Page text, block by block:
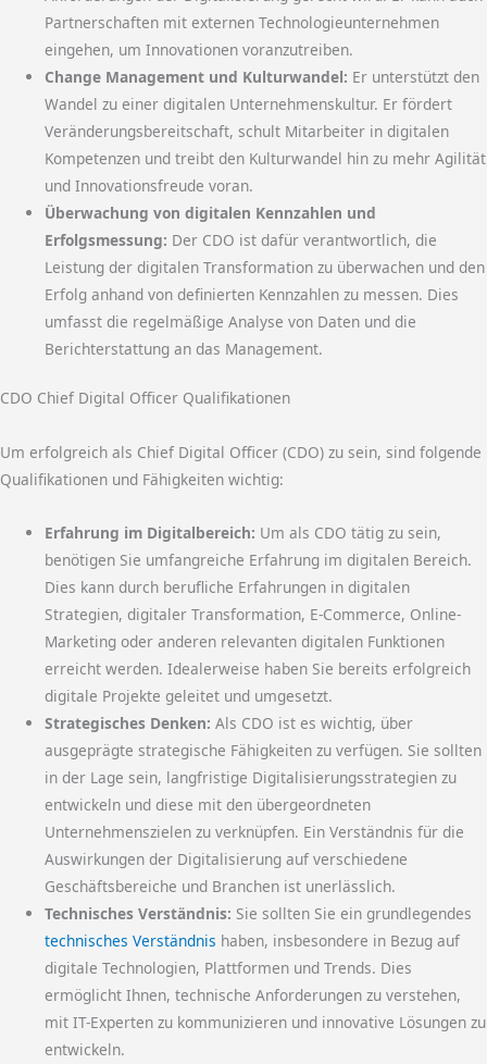
Partnerschaften mit externen Technologieunternehmen
eingehen, um Innovationen voranzutreiben.
Change Management und Kulturwandel: Er unterstützt den
Wandel zu einer digitalen Unternehmenskultur. Er fördert
Veränderungsbereitschaft, schult Mitarbeiter in digitalen
Kompetenzen und treibt den Kulturwandel hin zu mehr Agilität
und Innovationsfreude voran.
Überwachung von digitalen Kennzahlen und
Erfolgsmessung: Der CDO ist dafür verantwortlich, die
Leistung der digitalen Transformation zu überwachen und den
Erfolg anhand von definierten Kennzahlen zu messen. Dies
umfasst die regelmäßige Analyse von Daten und die
Berichterstattung an das Management.
CDO Chief Digital Officer Qualifikationen
Um erfolgreich als Chief Digital Officer (CDO) zu sein, sind folgende
Qualifikationen und Fähigkeiten wichtig:
Erfahrung im Digitalbereich: Um als CDO tätig zu sein,
benötigen Sie umfangreiche Erfahrung im digitalen Bereich.
Dies kann durch berufliche Erfahrungen in digitalen
Strategien, digitaler Transformation, E-Commerce, Online-
Marketing oder anderen relevanten digitalen Funktionen
erreicht werden. Idealerweise haben Sie bereits erfolgreich
digitale Projekte geleitet und umgesetzt.
Strategisches Denken: Als CDO ist es wichtig, über
ausgeprägte strategische Fähigkeiten zu verfügen. Sie sollten
in der Lage sein, langfristige Digitalisierungsstrategien zu
entwickeln und diese mit den übergeordneten
Unternehmenszielen zu verknüpfen. Ein Verständnis für die
Auswirkungen der Digitalisierung auf verschiedene
Geschäftsbereiche und Branchen ist unerlässlich.
Technisches Verständnis: Sie sollten Sie ein grundlegendes
technisches Verständnis haben, insbesondere in Bezug auf
digitale Technologien, Plattformen und Trends. Dies
ermöglicht Ihnen, technische Anforderungen zu verstehen,
mit IT-Experten zu kommunizieren und innovative Lösungen zu
entwickeln.